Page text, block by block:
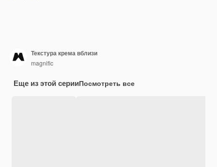
Текстура крема вблизи
magnific
Еще из этой серииПосмотреть все